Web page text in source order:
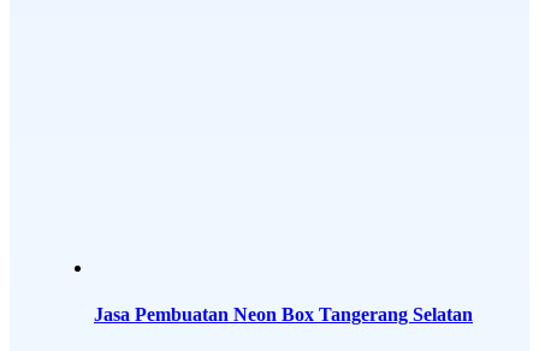
Jasa Pembuatan Neon Box Tangerang Selatan